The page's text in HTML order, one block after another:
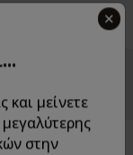
3 Εταιρείες
✕
μείνετε
στην